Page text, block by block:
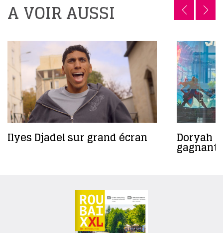
A VOIR AUSSI
Ilyes Djadel sur grand écran Doryah
gagnant